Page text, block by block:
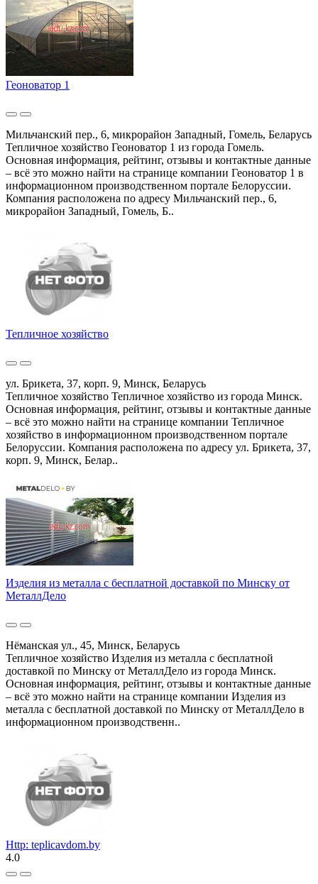
Геоноватор 1
Мильчанский пер., 6, микрорайон Западный, Гомель, Беларусь
Тепличное хозяйство Геоноватор 1 из города Гомель.
Основная информация, рейтинг, отзывы и контактные данные
– всё это можно найти на странице компании Геоноватор 1 в
информационном производственном портале Белоруссии.
Компания расположена по адресу Мильчанский пер., 6,
микрорайон Западный, Гомель, Б..
Тепличное хозяйство
ул. Брикета, 37, корп. 9, Минск, Беларусь
Тепличное хозяйство Тепличное хозяйство из города Минск.
Основная информация, рейтинг, отзывы и контактные данные
– всё это можно найти на странице компании Тепличное
хозяйство в информационном производственном портале
Белоруссии. Компания расположена по адресу ул. Брикета, 37,
корп. 9, Минск, Белар..
Изделия из металла с бесплатной доставкой по Минску от
МеталлДело
Нёманская ул., 45, Минск, Беларусь
Тепличное хозяйство Изделия из металла с бесплатной
доставкой по Минску от МеталлДело из города Минск.
Основная информация, рейтинг, отзывы и контактные данные
– всё это можно найти на странице компании Изделия из
металла с бесплатной доставкой по Минску от МеталлДело в
информационном производственн..
Http: teplicavdom.by
4.0